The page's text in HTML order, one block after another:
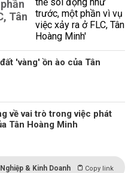
Tân
'vàng' ồn ào của Tân
về vai trò trong việc phát
Tân Hoàng Minh
& Kinh Doanh Copy link